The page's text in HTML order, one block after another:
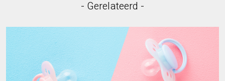
- Gerelateerd -